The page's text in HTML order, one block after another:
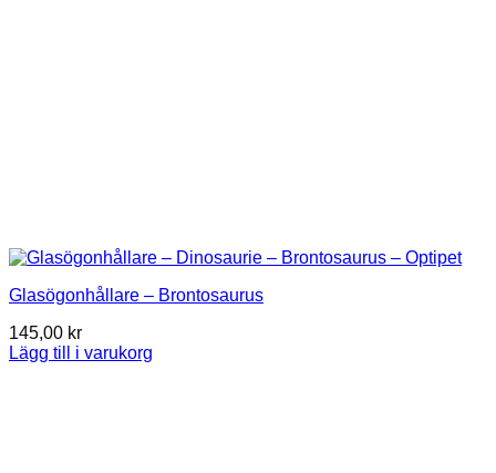
Glasögonhållare – Brontosaurus
145,00 kr
Lägg till i varukorg